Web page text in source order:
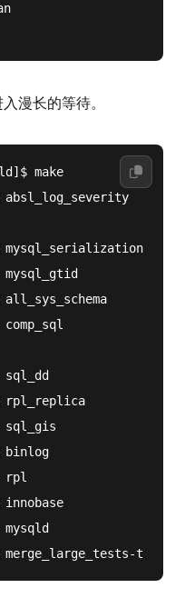
漫长的等待。
make
rpl_replica
binlog
rpl
t